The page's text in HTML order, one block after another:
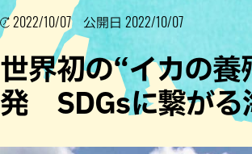
ステー
その他
2022/10/07 公開日 2022/10/07
世界初の“イカの養
発 SDGsに繋がる